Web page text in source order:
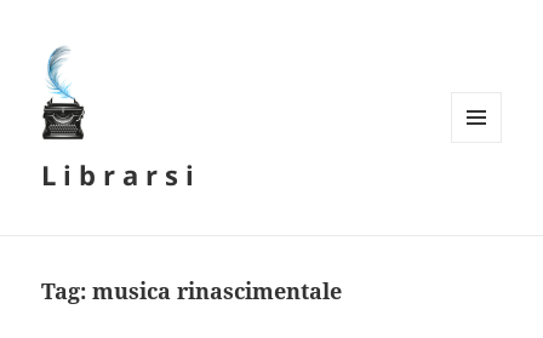
L i b r a r s i
Tag:musica rinascimentale